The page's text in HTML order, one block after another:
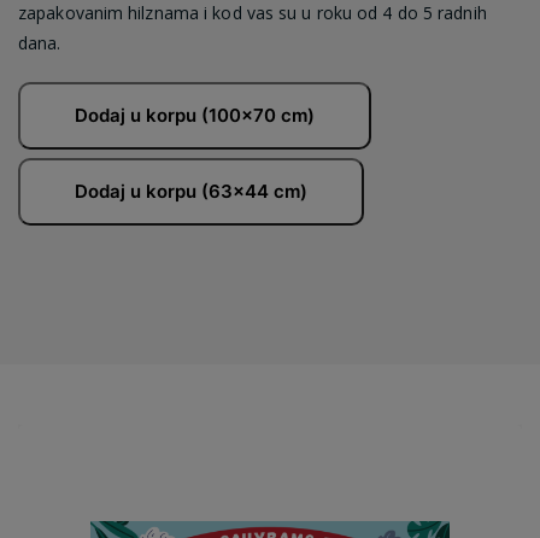
zapakovanim hilznama i kod vas su u roku od 4 do 5 radnih
dana.
Dodaj u korpu (100x70 cm)
Dodaj u korpu (63x44 cm)